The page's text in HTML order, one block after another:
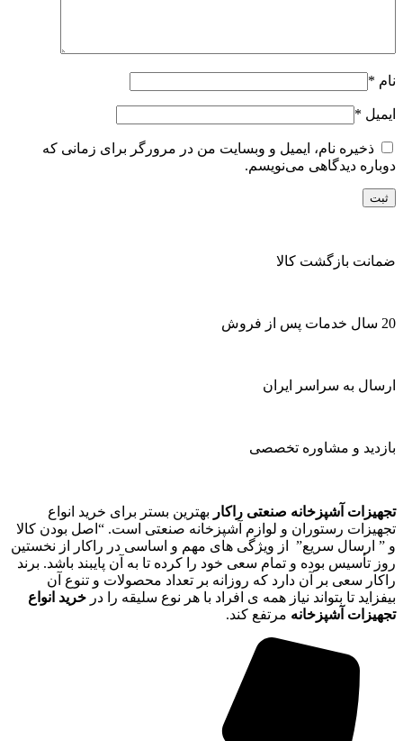
نام *
ایمیل *
ذخیره نام، ایمیل و وبسایت من در مرورگر برای زمانی که
دوباره دیدگاهی می‌نویسم.
ضمانت بازگشت کالا
20 سال خدمات پس از فروش
ارسال به سراسر ایران
بازدید و مشاوره تخصصی
تجهیزات آشپزخانه صنعتی راکار بهترین بستر برای خرید انواع
تجهیزات رستوران و لوازم آشپزخانه صنعتی است. “اصل بودن کالا
و ” ارسال سریع” از ویژگی های مهم و اساسی در راکار از نخستین
روز تأسیس بوده و تمام سعی خود را کرده تا به آن پایبند باشد. برند
راکار سعی بر آن دارد که روزانه بر تعداد محصولات و تنوع آن
بیفزاید تا بتواند نیاز همه ی افراد با هر نوع سلیقه را در خرید انواع
تجهیزات آشپزخانه مرتفع کند.